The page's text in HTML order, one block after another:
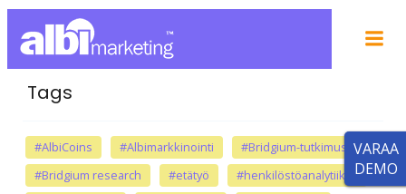
Tags
#AlbiCoins #Albimarkkinointi
#Bridgium-tutkimus
#Bridgium research
#etätyö
#henkilöstöanalytiikka
VARAA
DEMO